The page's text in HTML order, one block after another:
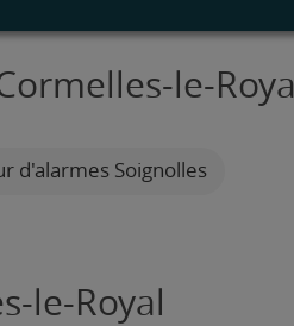
le-Royal
d'alarmes Soignolles
le-Royal